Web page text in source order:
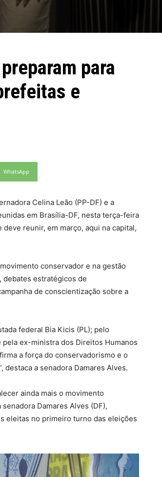
para
e
WhatsApp
Celina Leão (PP-DF) e a
em Brasília-DF, nesta terça-feira
reunir, em março, aqui na capital,
conservador e na gestão
debates estratégicos de
de conscientização sobre a
federal Bia Kicis (PL); pelo
ex-ministra dos Direitos Humanos
a força do conservadorismo e o
a senadora Damares Alves.
ainda mais o movimento
Damares Alves (DF),
eleitas no primeiro turno das eleições